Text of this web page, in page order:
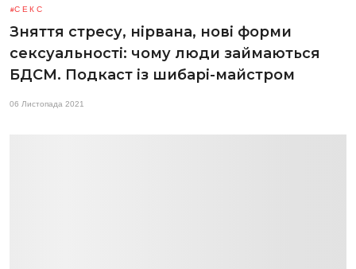
СЕКС
Зняття стресу, нірвана, нові форми
сексуальності: чому люди займаються
БДСМ. Подкаст із шибарі-майстром
06 Листопада 2021